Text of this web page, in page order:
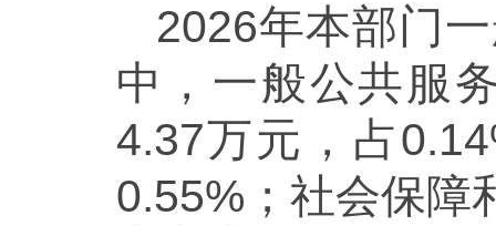
2026年本部门
中，一般公共服
4.37万元，占
0.55%；社会保障